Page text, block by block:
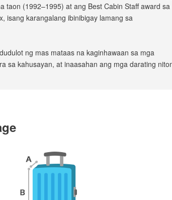
taon (1992–1995) at ang Best Cabin Staff award sa
isang karangalang ibinibigay lamang sa
ng mas mataas na kaginhawaan sa mga
sa kahusayan, at inaasahan ang mga darating